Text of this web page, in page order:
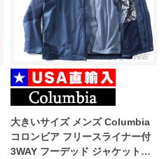
大きいサイズ メンズ Columbia
コロンビア フリースライナー付
3WAY フーデッド ジャケット